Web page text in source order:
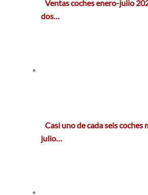
Ventas coches enero-julio
dos…
Casi uno de cada seis coches
julio…